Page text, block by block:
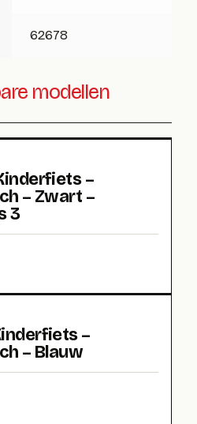
62678
modellen
–
– Zwart –
3
–
– Blauw